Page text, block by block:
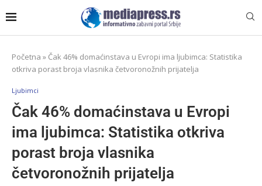
Početna » Čak 46% domaćinstava u Evropi ima ljubimca: Statistika
otkriva porast broja vlasnika četvoronožnih prijatelja
Ljubimci
Čak 46% domaćinstava u Evropi
ima ljubimca: Statistika otkriva
porast broja vlasnika
četvoronožnih prijatelja